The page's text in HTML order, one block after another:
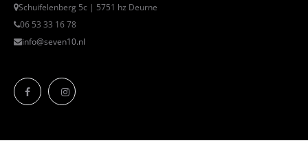
Schuifelenberg 5c | 5751 hz Deurne
06 53 33 16 78
info@seven10.nl